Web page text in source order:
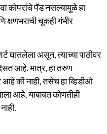
कोपरांचे पॅड नसल्यामुळे हा
क्षणभराची चूकही गंभीर
घातलेला असून, त्याच्या पाठीवर
आहे. मात्र, हा तरुण
आहे की नाही, तसेच हा व्हिडीओ
आहे, याबाबत कोणतीही